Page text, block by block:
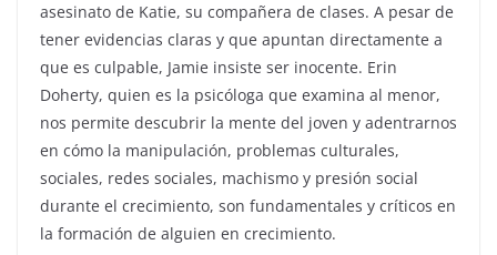
asesinato de Katie, su compañera de clases. A pesar de
tener evidencias claras y que apuntan directamente a
que es culpable, Jamie insiste ser inocente. Erin
Doherty, quien es la psicóloga que examina al menor,
nos permite descubrir la mente del joven y adentrarnos
en cómo la manipulación, problemas culturales,
sociales, redes sociales, machismo y presión social
durante el crecimiento, son fundamentales y críticos en
la formación de alguien en crecimiento.